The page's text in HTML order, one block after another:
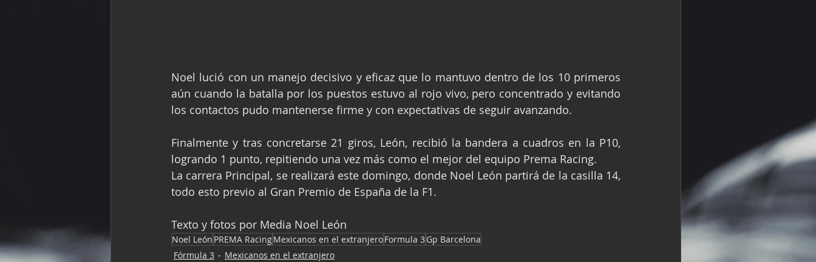
Noel lució con un manejo decisivo y eficaz que lo mantuvo dentro de los 10 primeros
aún cuando la batalla por los puestos estuvo al rojo vivo, pero concentrado y evitando
los contactos pudo mantenerse firme y con expectativas de seguir avanzando.
Finalmente y tras concretarse 21 giros, León, recibió la bandera a cuadros en la P10,
logrando 1 punto, repitiendo una vez más como el mejor del equipo Prema Racing.
La carrera Principal, se realizará este domingo, donde Noel León partirá de la casilla 14,
todo esto previo al Gran Premio de España de la F1.
Texto y fotos por Media Noel León
Noel León PREMA RacingMexicanos en el extranjeroFormula 3 Gp Barcelona
Fórmula 3
Mexicanos en el extranjero